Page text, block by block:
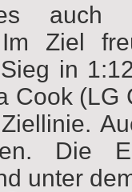
auch
Im Ziel
in
Cook
Die
unter